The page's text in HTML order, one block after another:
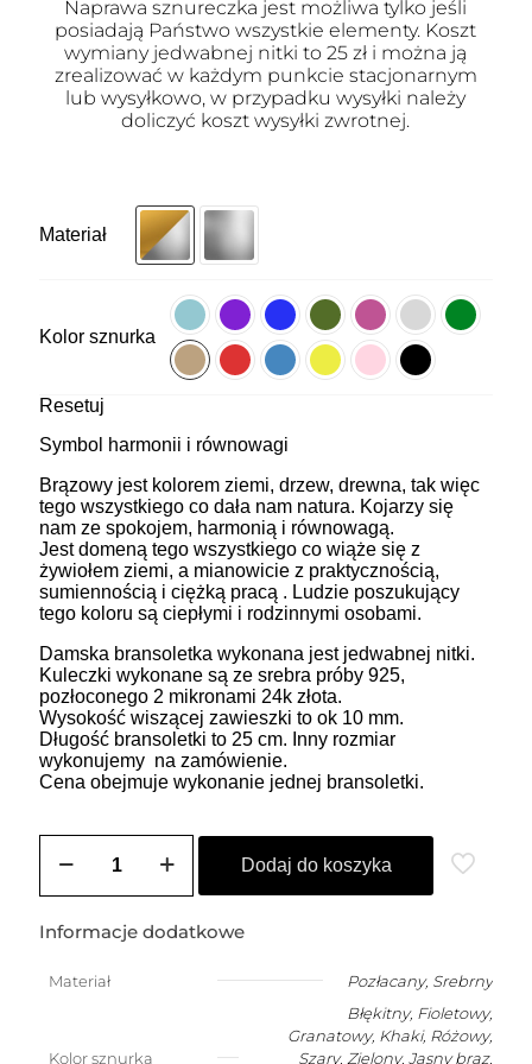
Naprawa sznureczka jest możliwa tylko jeśli
posiadają Państwo wszystkie elementy. Koszt
wymiany jedwabnej nitki to 25 zł i można ją
zrealizować w każdym punkcie stacjonarnym
lub wysyłkowo, w przypadku wysyłki należy
doliczyć koszt wysyłki zwrotnej.
Materiał
Kolor sznurka
Resetuj
Symbol harmonii i równowagi
Brązowy jest kolorem ziemi, drzew, drewna, tak więc
tego wszystkiego co dała nam natura. Kojarzy się
nam ze spokojem, harmonią i równowagą.
Jest domeną tego wszystkiego co wiąże się z
żywiołem ziemi, a mianowicie z praktycznością,
sumiennością i ciężką pracą . Ludzie poszukujący
tego koloru są ciepłymi i rodzinnymi osobami.
Damska bransoletka wykonana jest jedwabnej nitki.
Kuleczki wykonane są ze srebra próby 925,
pozłoconego 2 mikronami 24k złota.
Wysokość wiszącej zawieszki to ok 10 mm.
Długość bransoletki to 25 cm. Inny rozmiar
wykonujemy na zamówienie.
Cena obejmuje wykonanie jednej bransoletki.
ZOZO
bransoletka
na
szczęście
Dodaj do koszyka
Informacje dodatkowe
Materiał Pozłacany, Srebrny
Kolor sznurka
Błękitny, Fioletowy,
Granatowy, Khaki, Różowy,
Szary, Zielony, Jasny brąz,